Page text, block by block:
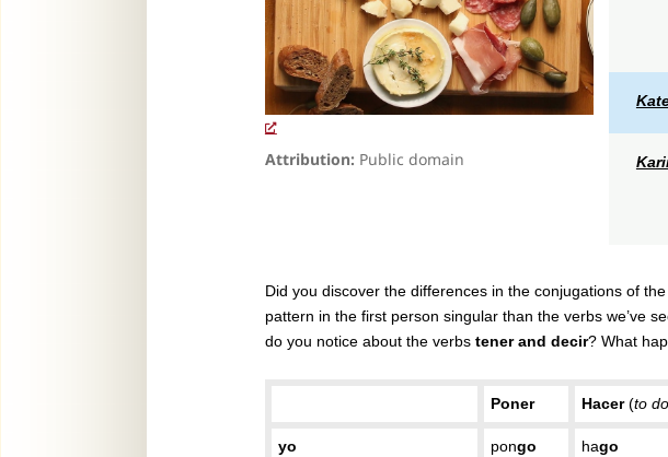
Attribution: Public domain
Did you discover the differences in the conjugations of
pattern in the first person singular than the verbs we’ve
do you notice about the verbs tener and decir? What
Poner Hacer(to
yo pongo hago